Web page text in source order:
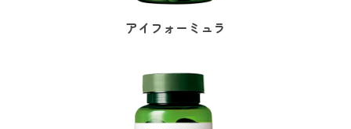
アイフォーミュラ